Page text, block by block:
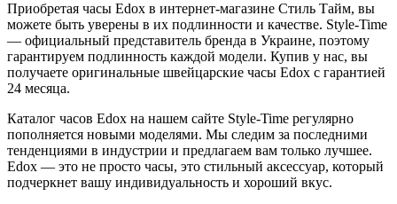
Приобретая часы Edox в интернет-магазине Стиль Тайм, вы
можете быть уверены в их подлинности и качестве. Style-Time
— официальный представитель бренда в Украине, поэтому
гарантируем подлинность каждой модели. Купив у нас, вы
получаете оригинальные швейцарские часы Edox с гарантией
24 месяца.
Каталог часов Edox на нашем сайте Style-Time регулярно
пополняется новыми моделями. Мы следим за последними
тенденциями в индустрии и предлагаем вам только лучшее.
Edox — это не просто часы, это стильный аксессуар, который
подчеркнет вашу индивидуальность и хороший вкус.